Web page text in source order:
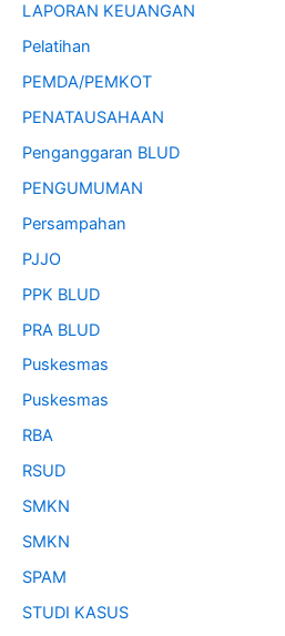
LAPORAN KEUANGAN
Pelatihan
PEMDA/PEMKOT
PENATAUSAHAAN
Penganggaran BLUD
PENGUMUMAN
Persampahan
PJJO
PPK BLUD
PRA BLUD
Puskesmas
Puskesmas
RBA
RSUD
SMKN
SMKN
SPAM
STUDI KASUS